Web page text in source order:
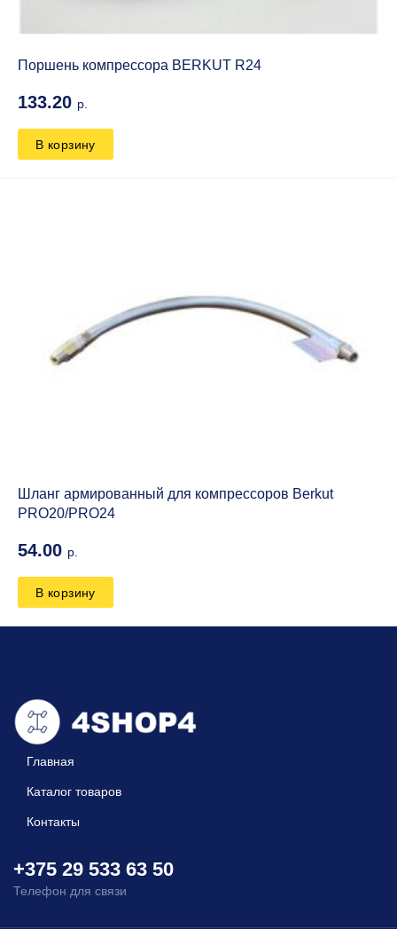
Поршень компрессора BERKUT R24
133.20 р.
В корзину
Шланг армированный для компрессоров Berkut
PRO20/PRO24
54.00 р.
В корзину
Главная
Каталог товаров
Контакты
+375 29 533 63 50
Телефон для связи